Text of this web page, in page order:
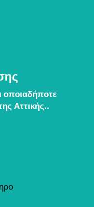
οποιαδήποτε
Αττικής..